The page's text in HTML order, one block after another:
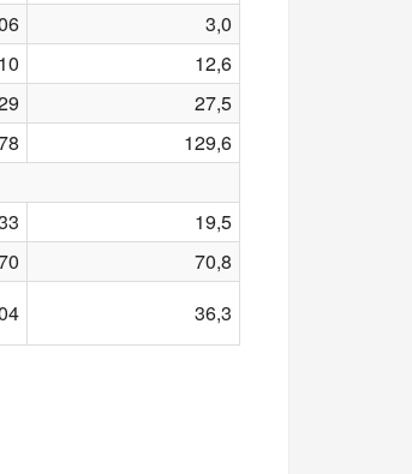
3,0
12,6
27,5
129,6
19,5
70,8
36,3